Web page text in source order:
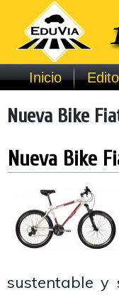
Inicio
Nueva Bike
Nueva Bike
sustentable